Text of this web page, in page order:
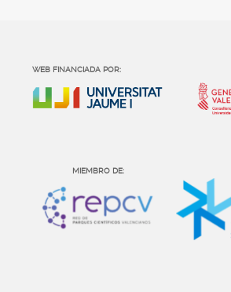
WEB FINANCIADA POR:
MIEMBRO DE: